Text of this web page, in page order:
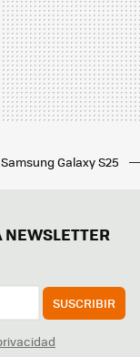
Samsung Galaxy S25
SUSCRIBIR